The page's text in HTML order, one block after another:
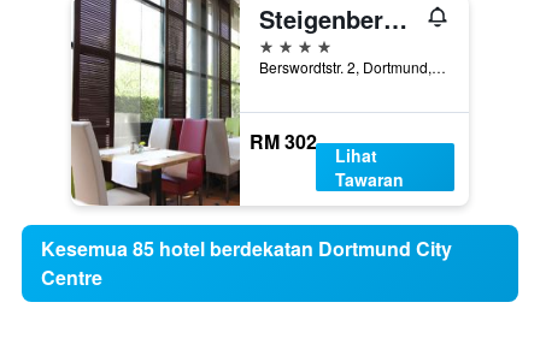
Steigenberger Hotel Dortmund
4 bintang
Berswordtstr. 2, Dortmund, North Rhine-Westphalia, Jerman
RM 302
Lihat
Tawaran
Kesemua 85 hotel berdekatan Dortmund City
Centre